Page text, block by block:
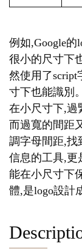
例如,Google的
很小的尺寸下
然使用了script
寸下也能識別
在小尺寸下,過
而過寬的間距
調字母間距,找
信息的工具,更
能在小尺寸下
體,是logo設計